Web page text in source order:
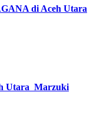
di Aceh Utara
Utara Marzuki